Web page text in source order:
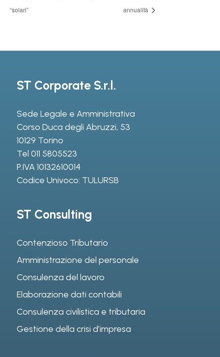
“solari”
annualità
ST Corporate S.r.l.
Sede Legale e Amministrativa
Corso Duca degli Abruzzi, 53
10129 Torino
Tel 011 5805523
P.IVA 10132610014
Codice Univoco: TULURSB
ST Consulting
Contenzioso Tributario
Amministrazione del personale
Consulenza del lavoro
Elaborazione dati contabili
Consulenza civilistica e tributaria
Gestione della crisi d’impresa